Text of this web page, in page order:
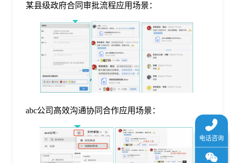
某县级政府合同审批流程应用场景：
abc公司高效沟通协同合作应用场景：